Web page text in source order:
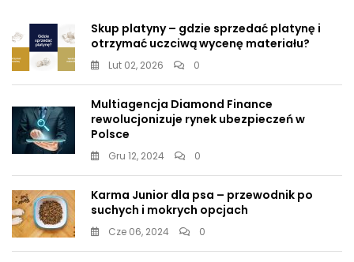
Skup platyny – gdzie sprzedać platynę i
otrzymać uczciwą wycenę materiału?
Lut 02, 2026 0
Multiagencja Diamond Finance
rewolucjonizuje rynek ubezpieczeń w
Polsce
Gru 12, 2024 0
Karma Junior dla psa – przewodnik po
suchych i mokrych opcjach
Cze 06, 2024 0